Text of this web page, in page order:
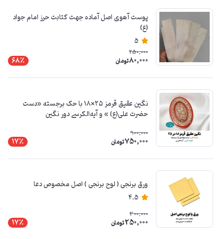
پوست آهوی اصل آماده جهت کتابت حرز امام جواد
(ع)
5
250,000
80,000تومان 68٪
نگین عقیق قرمز ۲۵×۱۸ با حک برجسته «دست
حضرت علی(ع) » و آیه‌الکرسی دور نگین
900,000
750,000تومان 17٪
ورق برنجی ( لوح برنجی ) اصل مخصوص دعا
4.5
300,000
250,000تومان 17٪